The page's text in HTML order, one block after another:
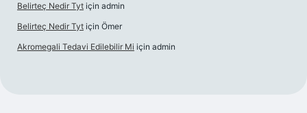
Belirteç Nedir Tyt için admin
Belirteç Nedir Tyt için Ömer
Akromegali Tedavi Edilebilir Mi için admin